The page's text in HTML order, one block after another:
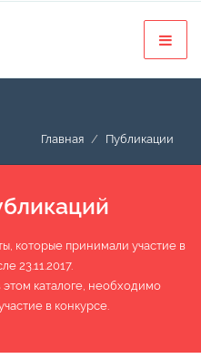
Главная Публикации
которые принимали участие в
23.11.2017.
каталоге, необходимо
в конкурсе.